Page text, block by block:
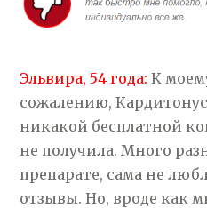
Эльвира, 54 года:К
сожалению,
никакой бесплатной
не получила. Много
препарате, сама не
отзывы. Но, вроде как